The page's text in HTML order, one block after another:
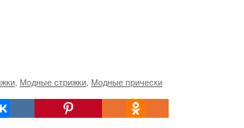
Модные стрижки Модные прически